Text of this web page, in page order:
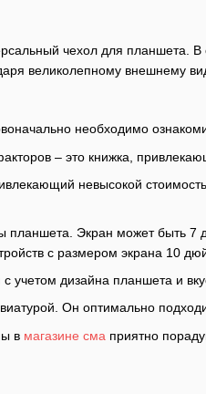
чехол для планшета.
великолепному внешнему
необходимо
– это книжка,
невысокой
планшета. Экран может быть
с размером экрана 10
учетом дизайна планшета и
Он оптимально
в магазине сма приятно